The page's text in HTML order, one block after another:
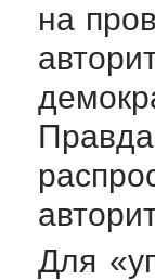
на
Для